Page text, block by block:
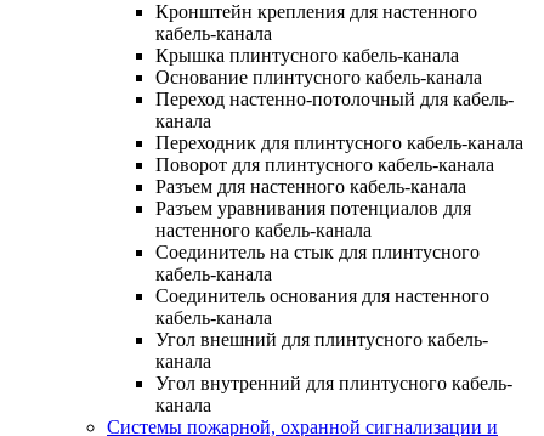
Кронштейн крепления для настенного
кабель-канала
Крышка плинтусного кабель-канала
Основание плинтусного кабель-канала
Переход настенно-потолочный для кабель-
канала
Переходник для плинтусного кабель-канала
Поворот для плинтусного кабель-канала
Разъем для настенного кабель-канала
Разъем уравнивания потенциалов для
настенного кабель-канала
Соединитель на стык для плинтусного
кабель-канала
Соединитель основания для настенного
кабель-канала
Угол внешний для плинтусного кабель-
канала
Угол внутренний для плинтусного кабель-
канала
Системы пожарной, охранной сигнализации и